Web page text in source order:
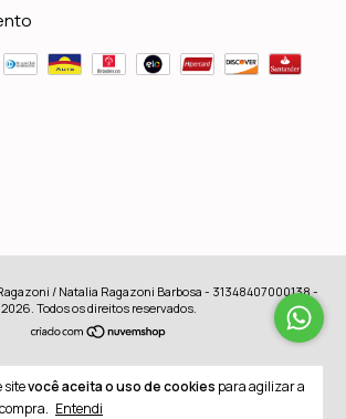
sitevocê aceita o uso de cookies para agilizar a
Entendi
/ Natalia Ragazoni Barbosa - 31348407000138 -
2026. Todos os direitos reservados.